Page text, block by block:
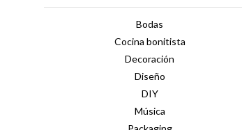
Bodas
Cocina bonitista
Decoración
Diseño
DIY
Música